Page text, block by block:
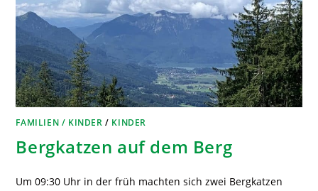
FAMILIEN / KINDER / KINDER
Bergkatzen auf dem Berg
Um 09:30 Uhr in der früh machten sich zwei Bergkatzen